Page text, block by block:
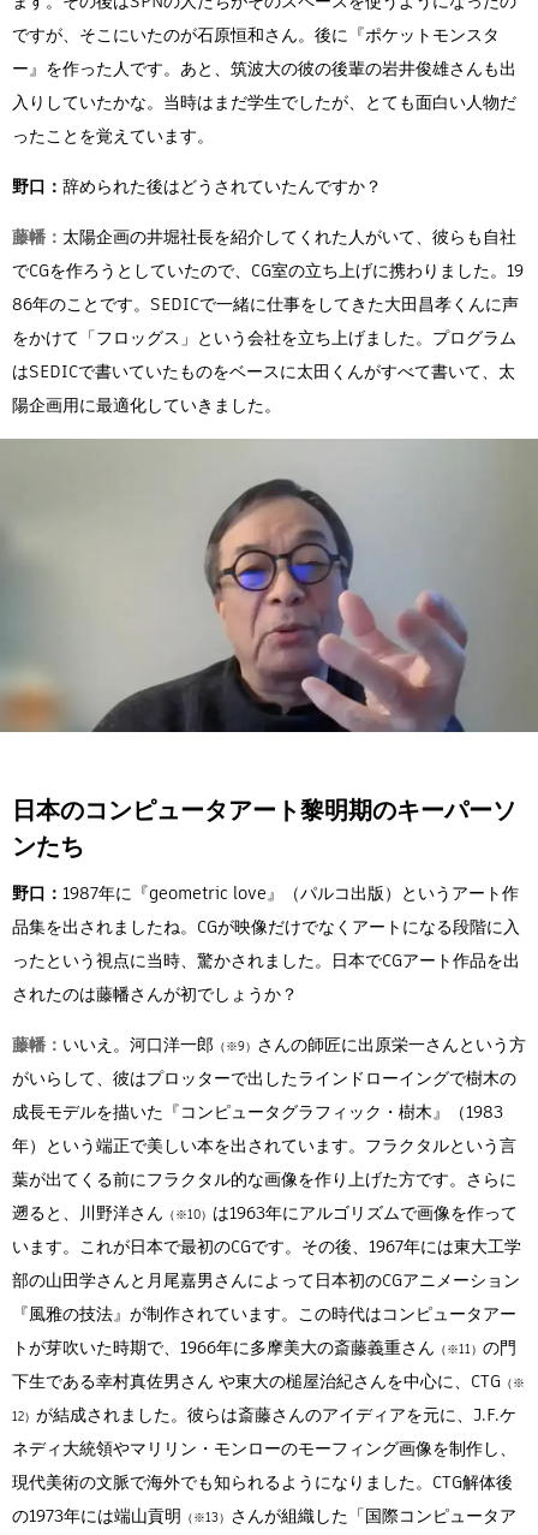
ですが、そこにいたのが石原恒和さん。後に『ポケットモンスタ
ー』を作った人です。あと、筑波大の彼の後輩の岩井俊雄さんも出
入りしていたかな。当時はまだ学生でしたが、とても面白い人物だ
ったことを覚えています。
野口： 辞められた後はどうされていたんですか？
藤幡： 太陽企画の井堀社長を紹介してくれた人がいて、彼らも自社
でCGを作ろうとしていたので、CG室の立ち上げに携わりました。19
86年のことです。SEDICで一緒に仕事をしてきた大田昌孝くんに声
をかけて「フロッグス」という会社を立ち上げました。プログラム
はSEDICで書いていたものをベースに太田くんがすべて書いて、太
陽企画用に最適化していきました。
日本のコンピュータアート黎明期のキーパーソ
ンたち
野口： 1987年に『geometric love』（パルコ出版）というアート作
品集を出されましたね。CGが映像だけでなくアートになる段階に入
ったという視点に当時、驚かされました。日本でCGアート作品を出
されたのは藤幡さんが初でしょうか？
藤幡： いいえ。河口洋一郎
さんの師匠に出原栄一さんという方
がいらして、彼はプロッターで出したラインドローイングで樹木の
成長モデルを描いた『コンピュータグラフィック・樹木』（1983
年）という端正で美しい本を出されています。フラクタルという言
葉が出てくる前にフラクタル的な画像を作り上げた方です。さらに
遡ると、川野洋さん
は1963年にアルゴリズムで画像を作って
います。これが日本で最初のCGです。その後、1967年には東大工学
部の山田学さんと月尾嘉男さんによって日本初のCGアニメーション
『風雅の技法』が制作されています。この時代はコンピュータアー
トが芽吹いた時期で、1966年に多摩美大の斎藤義重さん
の門
下生である幸村真佐男さん や東大の槌屋治紀さんを中心に、CTG
が結成されました。彼らは斎藤さんのアイディアを元に、J.F.ケ
ネディ大統領やマリリン・モンローのモーフィング画像を制作し、
現代美術の文脈で海外でも知られるようになりました。CTG解体後
の1973年には端山貢明
さんが組織した「国際コンピュータア